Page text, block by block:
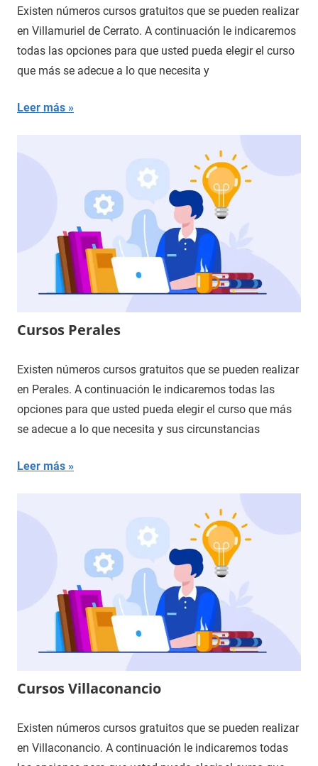
Existen números cursos gratuitos que se pueden realizar
en Villamuriel de Cerrato. A continuación le indicaremos
todas las opciones para que usted pueda elegir el curso
que más se adecue a lo que necesita y
Leer más
Cursos Perales
Existen números cursos gratuitos que se pueden realizar
en Perales. A continuación le indicaremos todas las
opciones para que usted pueda elegir el curso que más
se adecue a lo que necesita y sus circunstancias
Leer más
Cursos Villaconancio
Existen números cursos gratuitos que se pueden realizar
en Villaconancio. A continuación le indicaremos todas